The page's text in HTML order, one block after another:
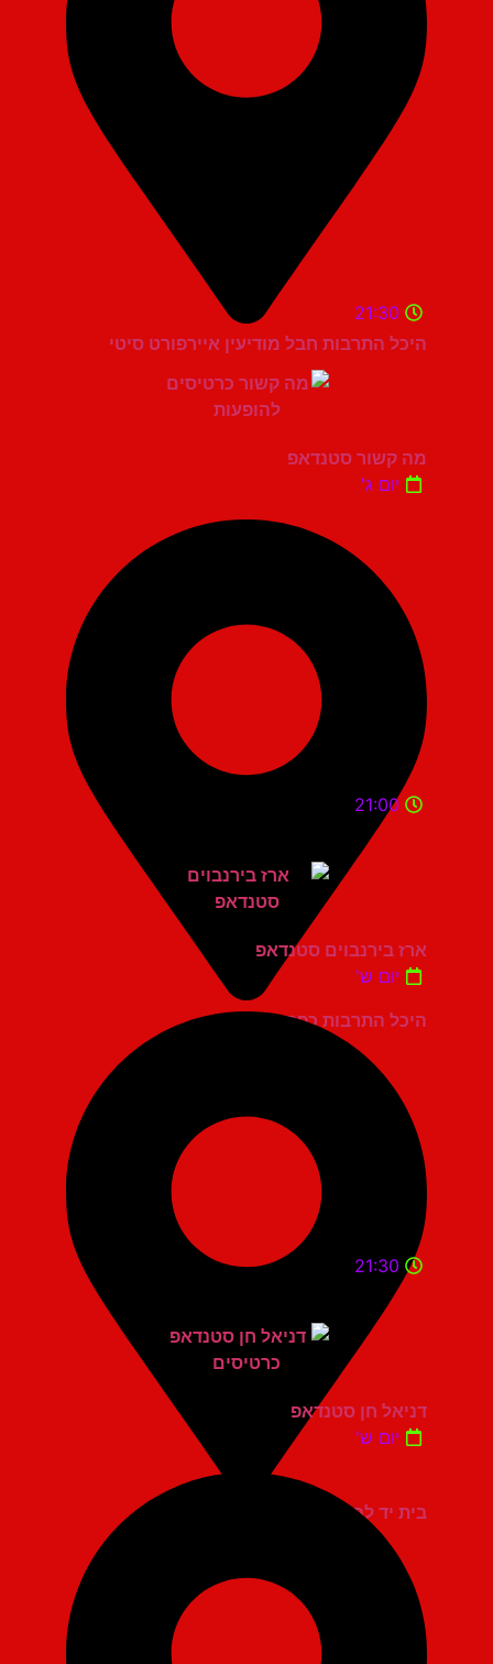
היכל התרבות חבל מודיעין איירפורט סיטי
21:30
מה קשור סטנדאפ
יום ג'
היכל התרבות כפר סבא
21:00
ארז בירנבוים סטנדאפ
יום ש'
בית יד לבנים אשדוד
21:30
דניאל חן סטנדאפ
יום ש'